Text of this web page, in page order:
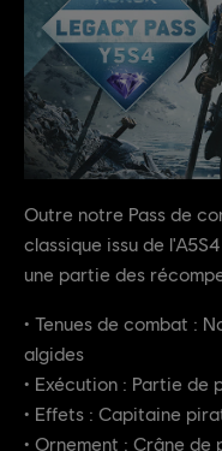
Outre notre Pass de
classique issu de
une partie des
• Tenues de combat :
algides
• Exécution : Partie de
• Effets : Capitaine
• Ornement : Crâne de